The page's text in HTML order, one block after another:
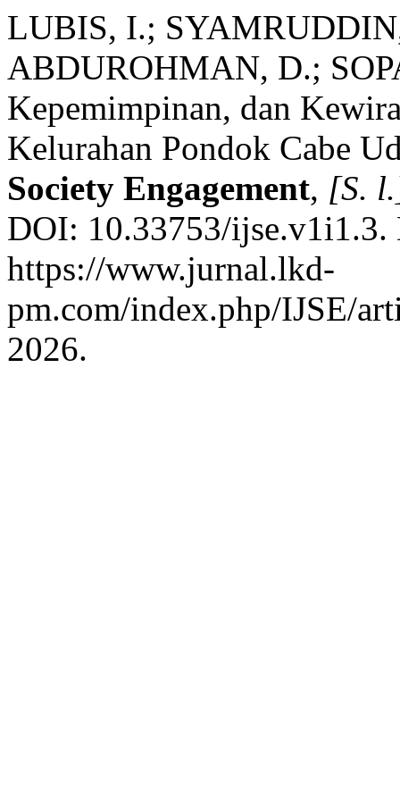
LUBIS, I.;
ABDUROHMAN, D.;
Kepemimpinan, dan
Kelurahan Pondok Cabe
Society Engagement, [S.
DOI: 10.33753/ijse.v1i1.3.
https://www.jurnal.lkd-
pm.com/index.php/IJSE/
2026.